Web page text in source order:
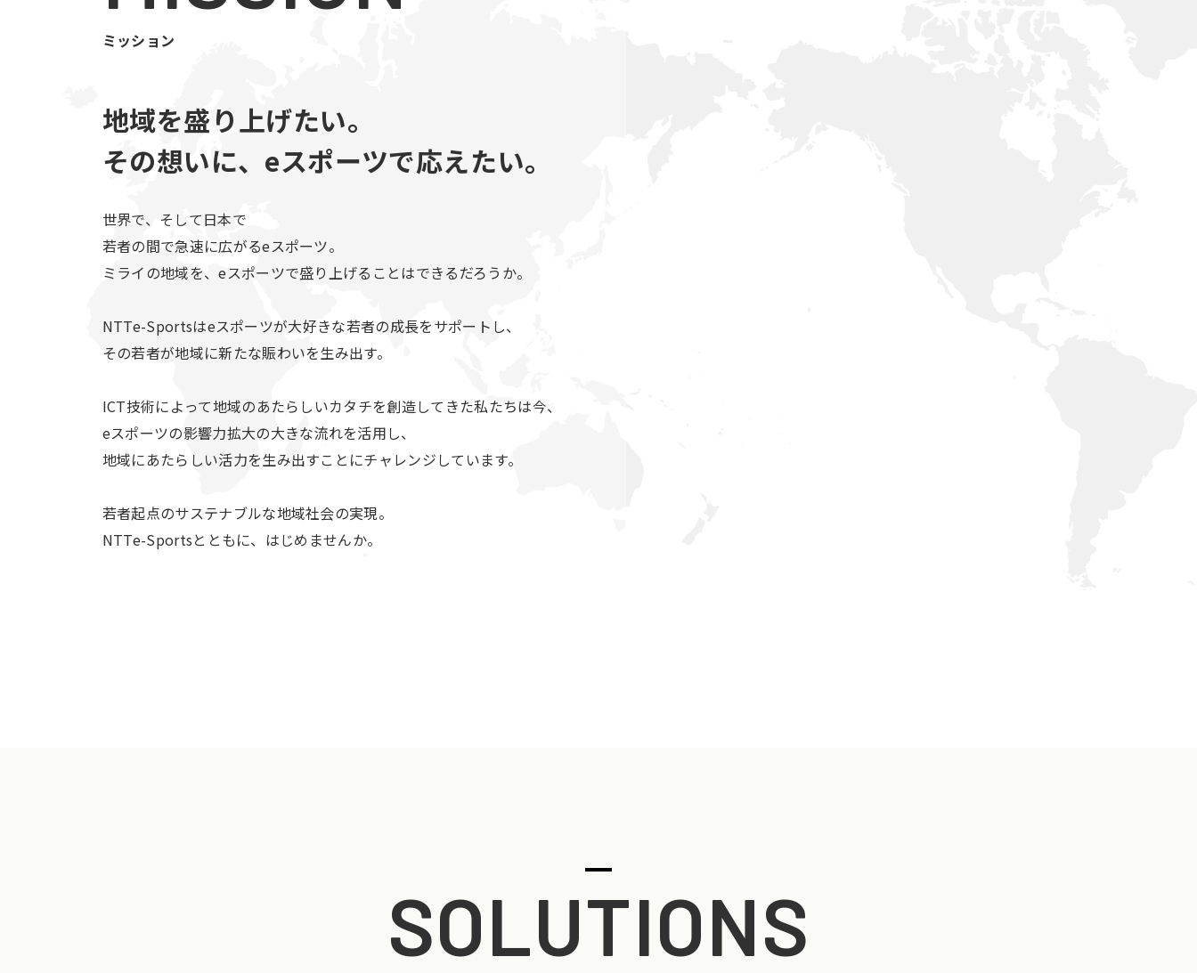
ミッション
地域を盛り上げたい。
その想いに、 eスポーツで応えたい。
世界で、そして日本で
若者の間で急速に広がるeスポーツ。
ミライの地域を、eスポーツで盛り上げることはできるだろうか。
NTTe-Sportsはeスポーツが大好きな若者の成長をサポートし、
その若者が地域に新たな賑わいを生み出す。
ICT技術によって地域のあたらしいカタチを創造してきた私たちは今、
eスポーツの影響力拡大の大きな流れを活用し、
地域にあたらしい活力を生み出すことにチャレンジしています。
若者起点のサステナブルな地域社会の実現。
NTTe-Sportsとともに、はじめませんか。
SOLUTIONS